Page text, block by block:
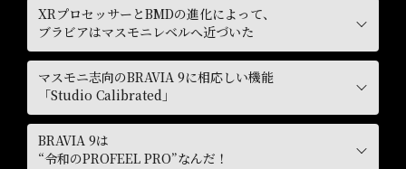
XRプロセッサーとBMDの進化によって、
ブラビアはマスモニレベルへ近づいた
マスモニ志向のBRAVIA 9に相応しい機能
「Studio Calibrated」
BRAVIA 9は
“令和のPROFEEL PRO”なんだ！